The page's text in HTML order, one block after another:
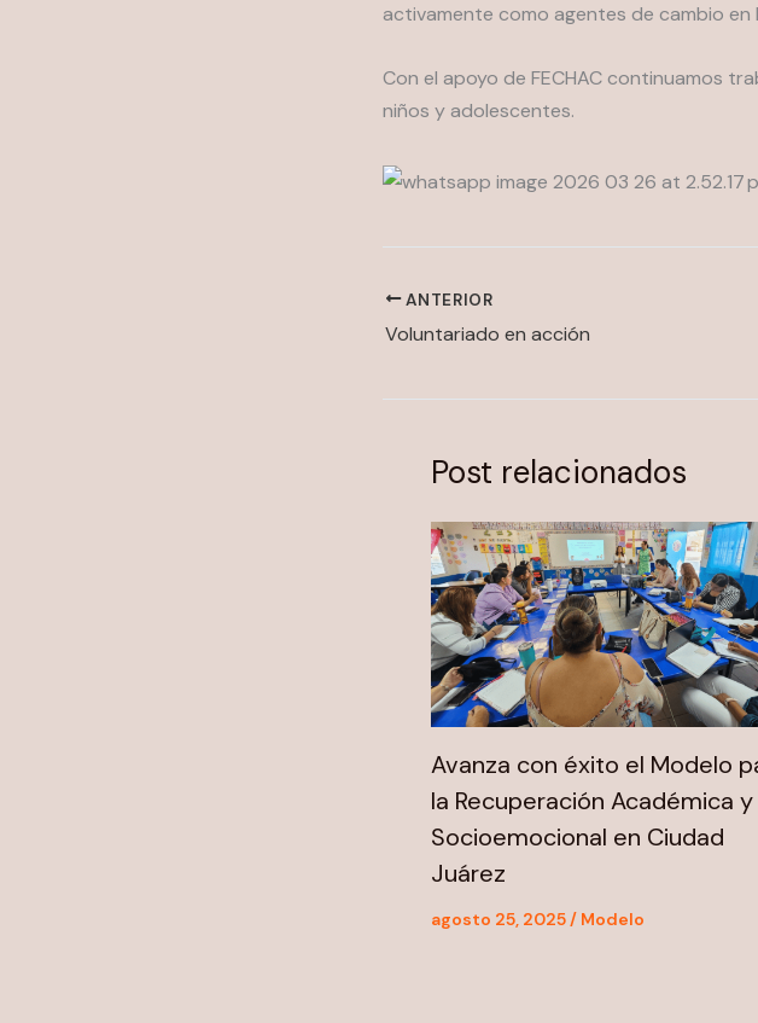
activamente como agentes de cambio en
Con el apoyo de FECHAC continuamos
niños y adolescentes.
ANTERIOR
Voluntariado en acción
Post relacionados
Avanza con éxito el Modelo
la Recuperación Académica y
Socioemocional en Ciudad
Juárez
agosto 25, 2025/ Modelo